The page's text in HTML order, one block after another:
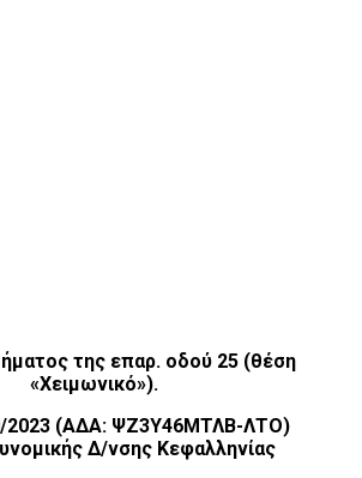
της επαρ. οδού 25 (θέση
«Χειμωνικό»).
2023 (ΑΔΑ: ΨΖ3Υ46ΜΤΛΒ-ΛΤΟ)
Δ/νσης Κεφαλληνίας